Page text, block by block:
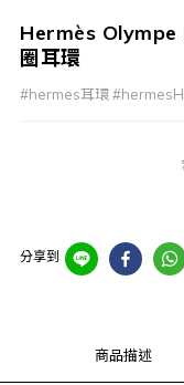
Hermès Olympe
圈耳環
#hermes耳環
分享到
商品描述